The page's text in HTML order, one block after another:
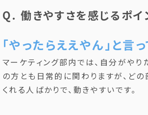
Q. 働きやすさを感じるポイ
「やったらええやん」と言
マーケティング部内では、自分がやり
の方とも日常的に関わりますが、ど
くれる人ばかりで、動きやすいです。